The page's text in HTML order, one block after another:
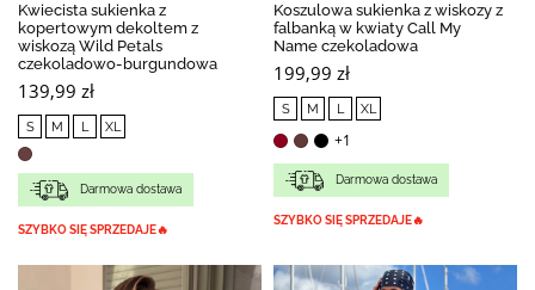
Kwiecista sukienka z
kopertowym dekoltem z
wiskozą Wild Petals
czekoladowo-burgundowa
139,99 zł
S M L XL
Darmowa dostawa
SZYBKO SIĘ SPRZEDAJE🔥
Koszulowa sukienka z wiskozy z
falbanką w kwiaty Call My
Name czekoladowa
199,99 zł
S M L XL
+1
Darmowa dostawa
SZYBKO SIĘ SPRZEDAJE🔥